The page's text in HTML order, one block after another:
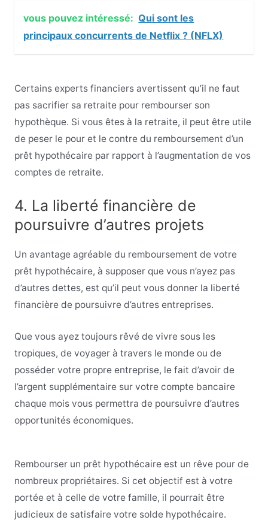
vous pouvez intéressé: Qui sont les
principaux concurrents de Netflix ? (NFLX)
Certains experts financiers avertissent qu’il ne faut
pas sacrifier sa retraite pour rembourser son
hypothèque. Si vous êtes à la retraite, il peut être utile
de peser le pour et le contre du remboursement d’un
prêt hypothécaire par rapport à l’augmentation de vos
comptes de retraite.
4. La liberté financière de
poursuivre d’autres projets
Un avantage agréable du remboursement de votre
prêt hypothécaire, à supposer que vous n’ayez pas
d’autres dettes, est qu’il peut vous donner la liberté
financière de poursuivre d’autres entreprises.
Que vous ayez toujours rêvé de vivre sous les
tropiques, de voyager à travers le monde ou de
posséder votre propre entreprise, le fait d’avoir de
l’argent supplémentaire sur votre compte bancaire
chaque mois vous permettra de poursuivre d’autres
opportunités économiques.
Rembourser un prêt hypothécaire est un rêve pour de
nombreux propriétaires. Si cet objectif est à votre
portée et à celle de votre famille, il pourrait être
judicieux de satisfaire votre solde hypothécaire.